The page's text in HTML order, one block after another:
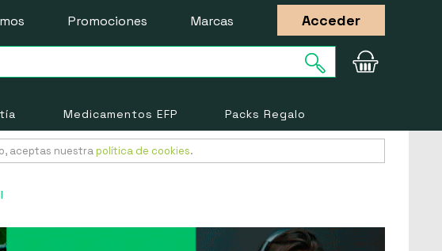
Promociones Marcas Acceder
Medicamentos EFP Packs Regalo
aceptas nuestra política de cookies.